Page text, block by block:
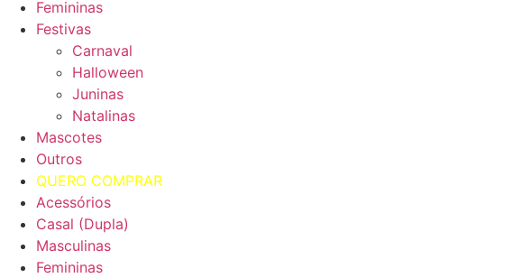
Femininas
Festivas
Carnaval
Halloween
Juninas
Natalinas
Mascotes
Outros
QUERO COMPRAR
Acessórios
Casal (Dupla)
Masculinas
Femininas